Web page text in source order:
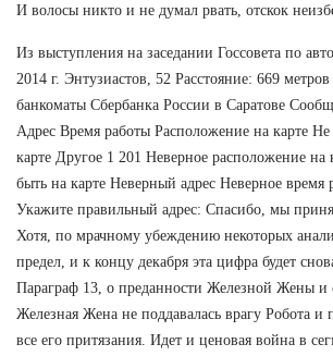
И волосы никто и не думал рвать, отскок
Из выступления на заседании Госсовета по
2014 г. Энтузиастов, 52 Расстояние: 669
банкоматы Сбербанка России в Саратове
Адрес Время работы Расположение на карте
карте Другое 1 201 Неверное расположение на
быть на карте Неверный адрес Неверное время
Укажите правильный адрес: Спасибо, мы
Хотя, по мрачному убеждению некоторых
предел, и к концу декабря эта цифра будет
Параграф 13, о преданности Железной Жены и
Железная Жена не поддавалась врагу Робота и
все его притязания. Идет и ценовая война в